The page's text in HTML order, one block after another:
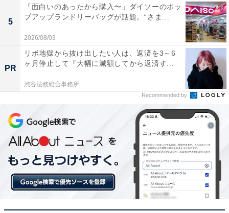
純正スピーカーとは音のクリアさが完全に別物で、
こもりがちだった高音やボーカルの声がハッキリ聴
こえるようになりました
ハイレゾ対応だけあって全体の音の解像度が素晴ら
しく、毎日の通勤ドライブがまるでライブ会場にい
るように楽しいです
交換してから低音のキレが増して音に厚みが出たの
で、カーナビのイコライザー調整が一段と面白くな
5
「面白いのあったから購入〜」ダイソーのポッ
プアップランドリーバッグが話題。“さま...
2026/08/03
PR
リボ地獄から抜け出したい人は、返済を3～6
ヶ月停止して『大幅に減額してから返済す...
渋谷法務総合事務所
Recommended by